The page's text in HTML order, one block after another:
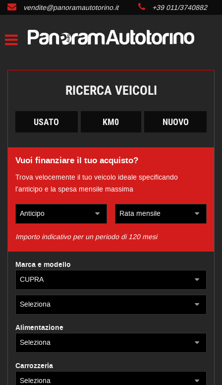
vendite@panoramautotorino.it +39 011/3740882
RICERCA VEICOLI
USATO KM0 NUOVO
Vuoi finanziare il tuo acquisto?
Trova velocemente il tuo veicolo ideale specificando
l'anticipo e la spesa mensile massima
Importo indicativo per un periodo di 120 mesi
Marca e modello
Alimentazione
Carrozzeria